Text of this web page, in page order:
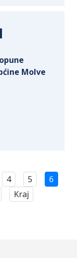
Molve
4 5
6
Kraj